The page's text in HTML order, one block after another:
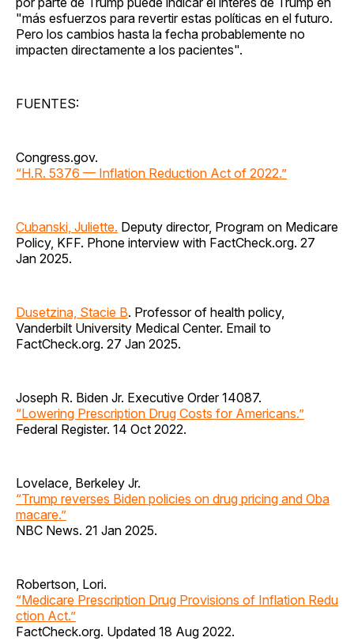
"más esfuerzos para revertir estas políticas en el futuro.
Pero los cambios hasta la fecha probablemente no
impacten directamente a los pacientes".
FUENTES:
Congress.gov.
“H.R. 5376 — Inflation Reduction Act of 2022.”
Cubanski, Juliette. Deputy director, Program on Medicare
Policy, KFF. Phone interview with FactCheck.org. 27
Jan 2025.
Dusetzina, Stacie B. Professor of health policy,
Vanderbilt University Medical Center. Email to
FactCheck.org. 27 Jan 2025.
Joseph R. Biden Jr. Executive Order 14087.
“Lowering Prescription Drug Costs for Americans.”
Federal Register. 14 Oct 2022.
Lovelace, Berkeley Jr.
“Trump reverses Biden policies on drug pricing and Oba
macare.”
NBC News. 21 Jan 2025.
Robertson, Lori.
“Medicare Prescription Drug Provisions of Inflation Redu
ction Act.”
FactCheck.org. Updated 18 Aug 2022.